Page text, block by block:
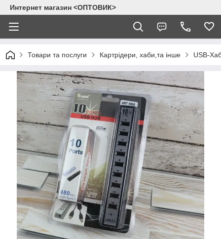
Интернет магазин <ОПТОВИК>
Товари та послуги Картрідери, хаби,та інше USB-